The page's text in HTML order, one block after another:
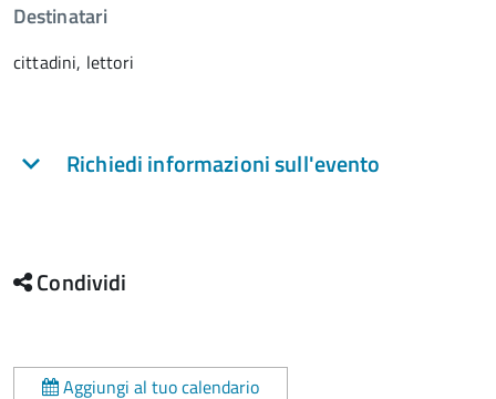
Destinatari
cittadini, lettori
Richiedi informazioni sull'evento
Condividi
Aggiungi al tuo calendario